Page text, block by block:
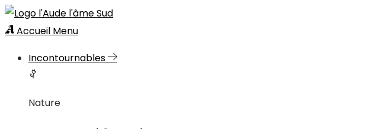
Accueil Menu
Incontournables
Nature